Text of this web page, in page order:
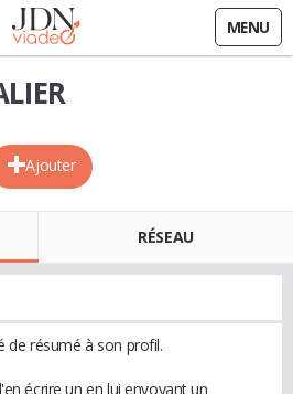
MENU
Ajouter
RÉSEAU
de résumé à son profil.
écrire un en lui envoyant un